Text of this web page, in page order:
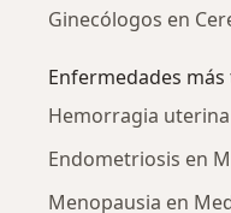
Ginecólogos en
Enfermedades
Hemorragia
Endometriosis en
Menopausia en